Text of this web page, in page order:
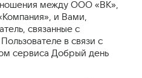
между ООО «ВК»,
и Вами,
связанные с
в связи с
сервиса Добрый день